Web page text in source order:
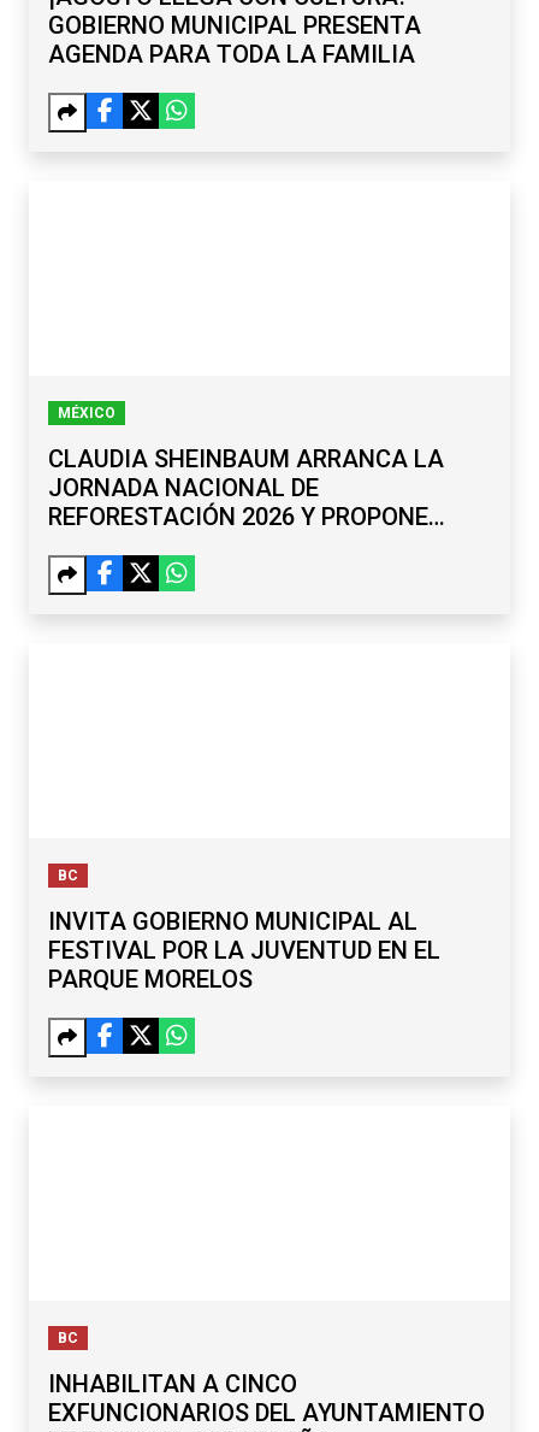
GOBIERNO MUNICIPAL PRESENTA
AGENDA PARA TODA LA FAMILIA
MÉXICO
CLAUDIA SHEINBAUM ARRANCA LA
JORNADA NACIONAL DE
REFORESTACIÓN 2026 Y PROPONE
BC
INVITA GOBIERNO MUNICIPAL AL
FESTIVAL POR LA JUVENTUD EN EL
PARQUE MORELOS
BC
INHABILITAN A CINCO
EXFUNCIONARIOS DEL AYUNTAMIENTO